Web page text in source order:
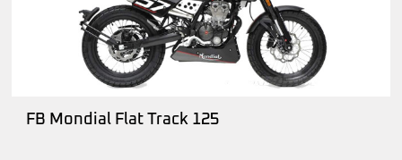
FB Mondial Flat Track 125